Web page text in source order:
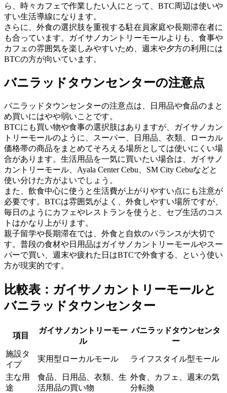
ら、時々カフェで作業したい人にとって、BTC周辺は使いや
すい生活導線になります。
さらに、外食の選択肢を重視する駐在員家庭や長期滞在者に
も合っています。ガイサノカントリーモールよりも、食事や
カフェの雰囲気を楽しみやすいため、週末や夕方の利用には
BTCの方が向いています。
バニラッドタウンセンターの注意点
バニラッドタウンセンターの注意点は、日用品や食品のまと
め買いにはやや弱いことです。
BTCにも買い物や食事の選択肢はありますが、ガイサノカン
トリーモールのように、スーパー、日用品、衣類、ローカル
価格帯の商品をまとめてそろえる場所としては使いにくい場
合があります。生活用品を一気に買いたい場合は、ガイサノ
カントリーモール、Ayala Center Cebu、SM City Cebuなどと
使い分けた方がよいでしょう。
また、飲食中心に使うと生活費が上がりやすい点にも注意が
必要です。BTCは雰囲気がよく、外食しやすい場所ですが、
毎日のようにカフェやレストランを使うと、セブ生活のコス
トはかなり上がります。
親子留学や長期滞在では、外食と自炊のバランスが大切で
す。普段の食材や日用品はガイサノカントリーモールやスー
パーで買い、週末や疲れた日はBTCで外食する、という使い
方が現実的です。
比較表：ガイサノカントリーモールと
バニラッドタウンセンター
項目
ガイサノカントリーモー
ル
バニラッドタウンセンタ
ー
施設タ
イプ
実用型ローカルモール ライフスタイル型モール
主な用
途
食品、日用品、衣類、生
活用品の買い物
外食、カフェ、週末の気
分転換